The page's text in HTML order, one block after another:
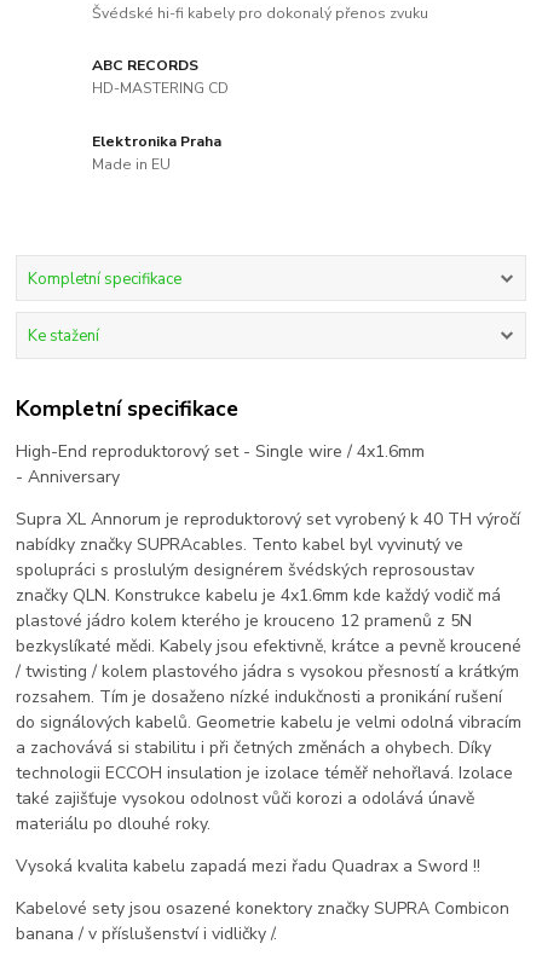
Švédské hi-fi kabely pro dokonalý přenos zvuku
ABC RECORDS
HD-MASTERING CD
Elektronika Praha
Made in EU
Kompletní specifikace
Ke stažení
Kompletní specifikace
High-End reproduktorový set - Single wire / 4x1.6mm
- Anniversary
Supra XL Annorum je reproduktorový set vyrobený k 40 TH výročí
nabídky značky SUPRAcables. Tento kabel byl vyvinutý ve
spolupráci s proslulým designérem švédských reprosoustav
značky QLN. Konstrukce kabelu je 4x1.6mm kde každý vodič má
plastové jádro kolem kterého je krouceno 12 pramenů z 5N
bezkyslíkaté mědi. Kabely jsou efektivně, krátce a pevně kroucené
/ twisting / kolem plastového jádra s vysokou přesností a krátkým
rozsahem. Tím je dosaženo nízké indukčnosti a pronikání rušení
do signálových kabelů. Geometrie kabelu je velmi odolná vibracím
a zachovává si stabilitu i při četných změnách a ohybech. Díky
technologiiECCOH insulation je izolace téměř nehořlavá. Izolace
také zajišťuje vysokou odolnost vůči korozi a odolává únavě
materiálu po dlouhé roky.
Vysoká kvalita kabelu zapadá mezi řadu Quadrax a Sword !!
Kabelové sety jsou osazené konektory značky SUPRA Combicon
banana / v příslušenství i vidličky /.